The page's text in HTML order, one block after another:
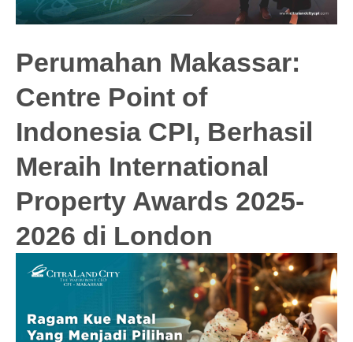
Perumahan Makassar:
Centre Point of
Indonesia CPI, Berhasil
Meraih International
Property Awards 2025-
2026 di London